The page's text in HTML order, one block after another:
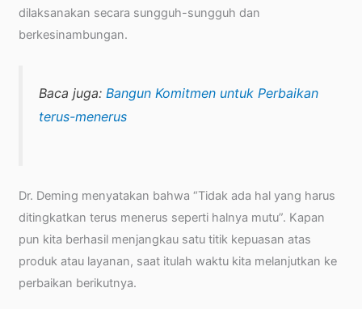
dilaksanakan secara sungguh-sungguh dan
berkesinambungan.
Baca juga: Bangun Komitmen untuk Perbaikan
terus-menerus
Dr. Deming menyatakan bahwa “Tidak ada hal yang harus
ditingkatkan terus menerus seperti halnya mutu”. Kapan
pun kita berhasil menjangkau satu titik kepuasan atas
produk atau layanan, saat itulah waktu kita melanjutkan ke
perbaikan berikutnya.